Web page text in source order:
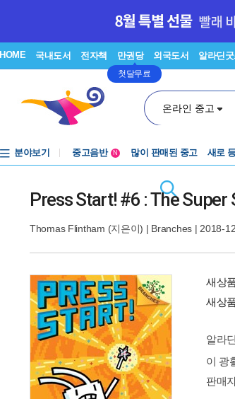
HOME 국내도서 전자책 만권당
첫달무료
외국도서 알라딘
온라인 중고
분야보기
중고음반
N 많이 판매된 중고 새로
Press Start! #6 : The Super
Thomas Flintham (지은이) | Branches | 2018-
새상
새상
알라
이 광
판매